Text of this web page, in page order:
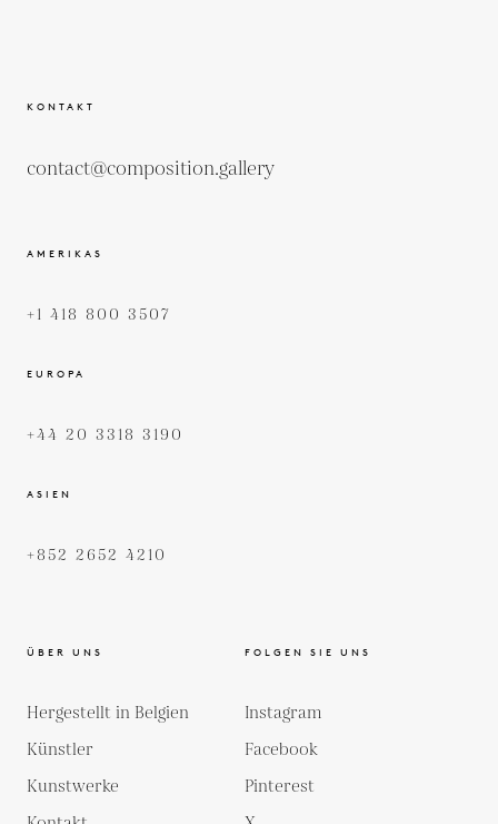
KONTAKT
contact@composition.gallery
AMERIKAS
+1 418 800 3507
EUROPA
+44 20 3318 3190
ASIEN
+852 2652 4210
ÜBER UNS
Hergestellt in Belgien
Künstler
Kunstwerke
FOLGEN SIE UNS
Instagram
Facebook
Pinterest